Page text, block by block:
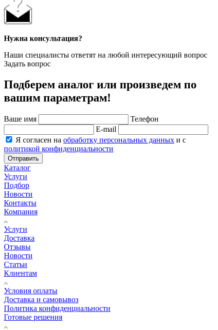
Нужна консультация?
Наши специалисты ответят на любой интересующий вопрос
Задать вопрос
Подберем аналог или произведем по
вашим параметрам!
Ваше имя
Телефон
E-mail
Я согласен на обработку персональных данных и с
политикой конфиденциальности
Отправить
Каталог
Услуги
Подбор
Новости
Контакты
Компания
Услуги
Доставка
Отзывы
Новости
Статьи
Клиентам
Условия оплаты
Доставка и самовывоз
Политика конфиденциальности
Готовые решения